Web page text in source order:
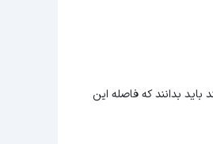
خرید کنند باید بدانند که فاصله این